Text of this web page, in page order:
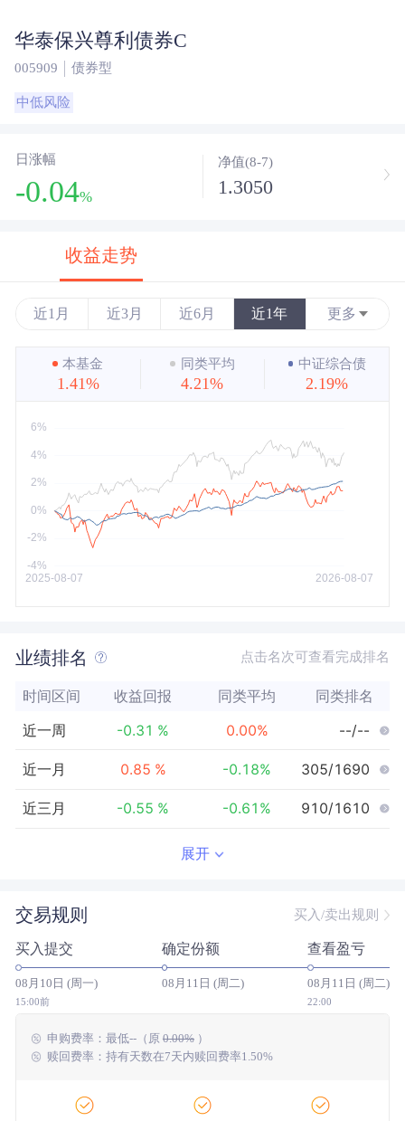
华泰保兴尊利债券C
005909 债券型
中低风险
日涨幅
-0.04%
净值(8-7)
1.3050
收益走势
近1月 近3月 近6月 近1年 更多
近3年
近5年
最大
本基金
1.41%
同类平均
4.21%
中证综合债
2.19%
业绩排名 点击名次可查看完成排名
时间区间 收益回报 同类平均 同类排名
近一周 -0.31 % 0.00% --/--
近一月 0.85 % -0.18% 305/1690
近三月 -0.55 % -0.61 % 910/1610
近三年 125/882
近五年 28.16% 13.81% 48/579
今年以来 643/1457
成立以来 54.84%
展开
交易规则 买入/卖出规则
买入提交
08月10日 (周一)
15:00前
确定份额
08月11日 (周二)
查看盈亏
08月11日 (周二)
22:00
申购费率： 最低--（原 0.00%）
赎回费率：持有天数在7天内赎回费率1.50%